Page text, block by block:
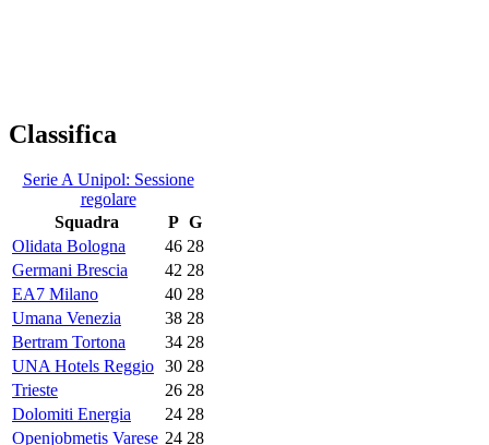
Classifica
Serie A Unipol: Sessione
regolare
Squadra
P G
Olidata Bologna
46 28
Germani Brescia
42 28
EA7 Milano
40 28
Umana Venezia
38 28
Bertram Tortona
34 28
UNA Hotels Reggio 30 28
Trieste
26 28
Dolomiti Energia
24 28
Openjobmetis Varese 24 28